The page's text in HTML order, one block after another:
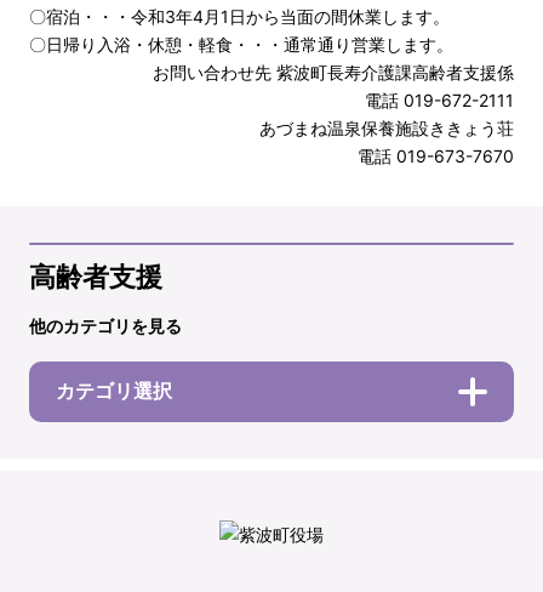
〇宿泊・・・令和3年4月1日から当面の間休業します。
〇日帰り入浴・休憩・軽食・・・通常通り営業します。
お問い合わせ先 紫波町長寿介護課高齢者支援係
電話 019-672-2111
あづまね温泉保養施設ききょう荘
電話 019-673-7670
高齢者支援
他のカテゴリを見る
カテゴリ選択